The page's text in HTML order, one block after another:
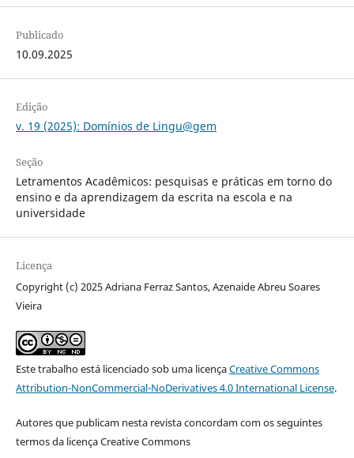
Publicado
10.09.2025
Edição
v. 19 (2025): Domínios de Lingu@gem
Seção
Letramentos Acadêmicos: pesquisas e práticas em torno do
ensino e da aprendizagem da escrita na escola e na
universidade
Licença
Copyright (c) 2025 Adriana Ferraz Santos, Azenaide Abreu Soares
Vieira
Este trabalho está licenciado sob uma licençaCreative Commons
Attribution-NonCommercial-NoDerivatives 4.0 International License.
Autores que publicam nesta revista concordam com os seguintes
termos da licença Creative Commons